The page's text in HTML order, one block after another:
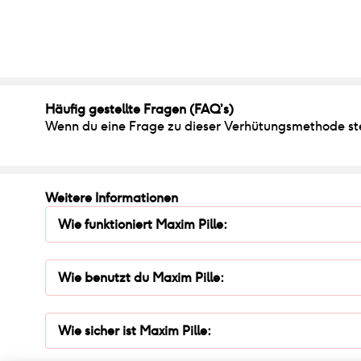
Häufig gestellte Fragen (FAQ’s)
Wenn du eine Frage zu dieser Verhütungsmethode
Weitere Informationen
Wie funktioniert Maxim Pille:
Wie benutzt du Maxim Pille:
Wie sicher ist Maxim Pille: